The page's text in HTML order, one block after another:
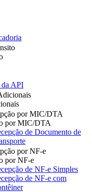
da API
por MIC/DTA
por MIC/DTA
de Documento de
por NF-e
por NF-e
de NF-e Simples
de NF-e com